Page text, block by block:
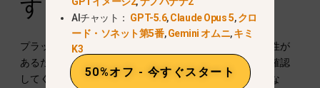
する
プラットフォームの仕様や製品の制限は変更される可能性が
あるため、エクスポートを行う前に、現在の公開画面を確認
してください。以下の決定表は、固定された制限値ではな
AIチャット： GPT-5.6,Claude Opus 5,クロ
ード・ソネット第5番,Gemini オムニ,キミ
K3
50%オフ - 今すぐスタート